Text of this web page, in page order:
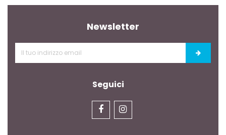
Newsletter
Seguici